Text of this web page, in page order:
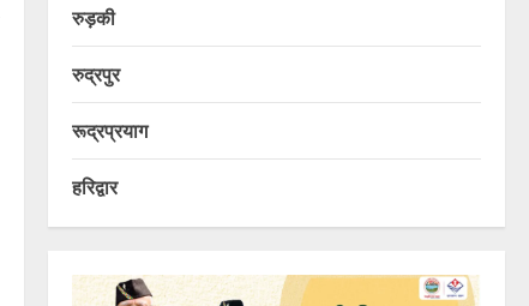
रुड़की
रुद्रपुर
रूद्रप्रयाग
हरिद्वार